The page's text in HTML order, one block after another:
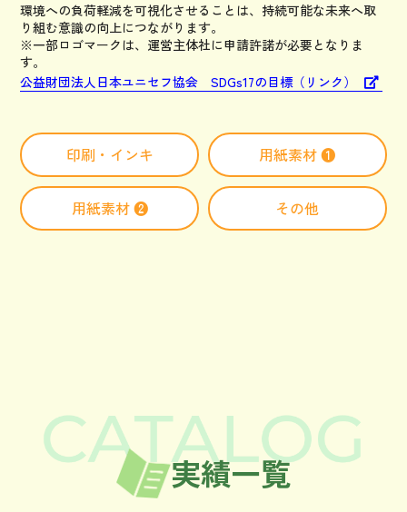
環境への負荷軽減を可視化させることは、持続可能な未来へ取
り組む意識の向上につながります。
※一部ロゴマークは、運営主体社に申請許諾が必要となりま
す。
公益財団法人日本ユニセフ協会 SDGs17の目標（リンク）
印刷・インキ 用紙素材 ❶
用紙素材 ❷ その他
実績一覧